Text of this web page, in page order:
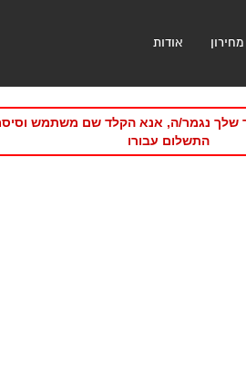
מחירון אודות
שלך נגמר/ה, אנא הקלד שם משתמש
התשלום עבורו